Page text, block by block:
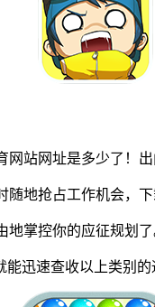
网址是多少了！出
地抢占工作机会，下
掌控你的应征规划了
迅速查收以上类别的